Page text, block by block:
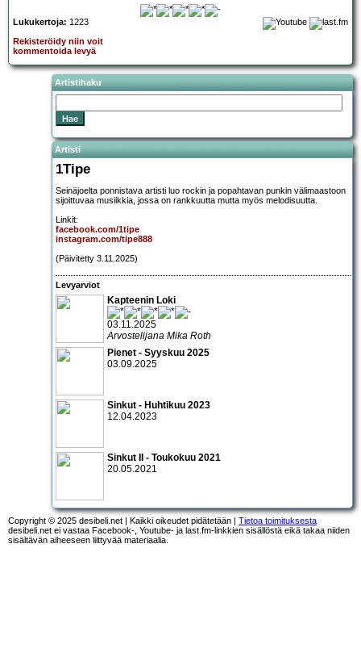
Lukukertoja: 1223
Rekisteröidy niin voit
kommentoida levyä
Artistihaku
Artisti
1Tipe
Seinäjoelta ponnistava artisti luo rockin ja popahtavan punkin välimaastoon
sijoittuvaa musiikkia, jossa on rankkuutta mutta myös melodisuutta.
Linkit:
facebook.com/1tipe
instagram.com/tipe888
(Päivitetty 3.11.2025)
Levyarviot
Kapteenin Loki
03.11.2025
Arvostelijana Mika Roth
Pienet - Syyskuu 2025
03.09.2025
Sinkut - Huhtikuu 2023
12.04.2023
Sinkut II - Toukokuu 2021
20.05.2021
Copyright © 2025 desibeli.net | Kaikki oikeudet pidätetään | Tietoa toimituksesta
desibeli.net ei vastaa Facebook-, Youtube- ja last.fm-linkkien sisällöstä eikä takaa niiden
sisältävän aiheeseen liittyvää materiaalia.